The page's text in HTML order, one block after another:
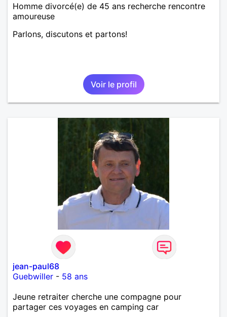
Homme divorcé(e) de 45 ans recherche rencontre
amoureuse
Parlons, discutons et partons!
Voir le profil
jean-paul68
Guebwiller - 58 ans
Jeune retraiter cherche une compagne pour
partager ces voyages en camping car